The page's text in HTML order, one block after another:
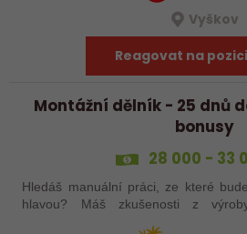
Vyškov
Reagovat na pozici
Montážní dělník - 25 dnů
bonusy
28 000 - 33
Hledáš manuální práci, ze které
hlavou? Máš zkušenosti z